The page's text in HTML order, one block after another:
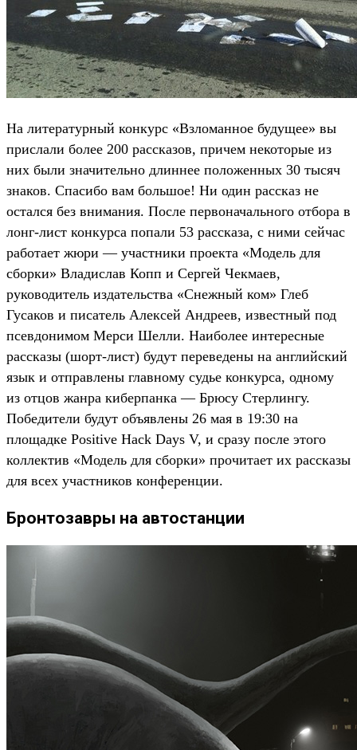
На литературный конкурс «Взломанное будущее» вы
прислали более 200 рассказов, причем некоторые из
них были значительно длиннее положенных 30 тысяч
знаков. Спасибо вам большое! Ни один рассказ не
остался без внимания. После первоначального отбора в
лонг-лист конкурса попали 53 рассказа, с ними сейчас
работает жюри — участники проекта «Модель для
сборки» Владислав Копп и Сергей Чекмаев,
руководитель издательства «Снежный ком» Глеб
Гусаков и писатель Алексей Андреев, известный под
псевдонимом Мерси Шелли. Наиболее интересные
рассказы (шорт-лист) будут переведены на английский
язык и отправлены главному судье конкурса, одному
из отцов жанра киберпанка — Брюсу Стерлингу.
Победители будут объявлены 26 мая в 19:30 на
площадке Positive Hack Days V, и сразу после этого
коллектив «Модель для сборки» прочитает их рассказы
для всех участников конференции.
Бронтозавры на автостанции